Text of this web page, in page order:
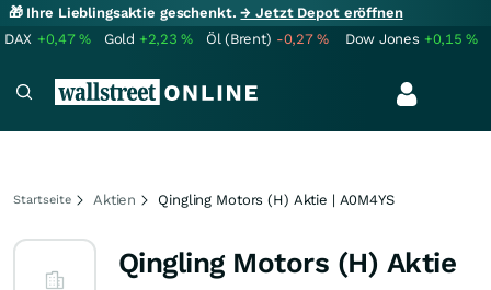
🎁 Ihre Lieblingsaktie geschenkt.→ Jetzt Depot eröffnen
DAX +0,47% Gold +2,23% Öl (Brent) -0,27% Dow Jones +0,15%
Startseite Aktien Qingling Motors (H) Aktie | A0M4YS
Qingling Motors (H) Aktie